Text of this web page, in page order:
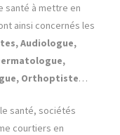
santé à mettre en
ainsi concernés les
Audiologue,
Orthoptiste…
santé, sociétés
courtiers en